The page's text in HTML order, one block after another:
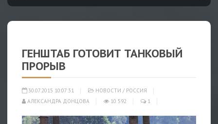
ГЕНШТАБ ГОТОВИТ ТАНКОВЫЙ
ПРОРЫВ
30.07.2015 10:07:31 НОВОСТИ / РОССИЯ
АЛЕКСАНДРА ДОНЦОВА
10 592 1